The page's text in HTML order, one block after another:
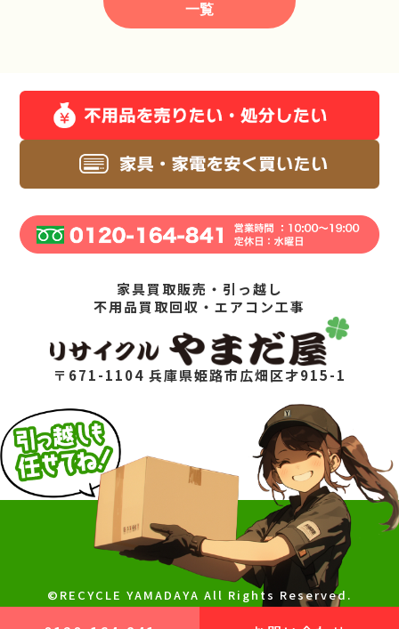
一覧
家具買取販売・引っ越し
不用品買取回収・エアコン工事
〒671-1104 兵庫県姫路市広畑区才915-1
©RECYCLE YAMADAYA All Rights Reserved.